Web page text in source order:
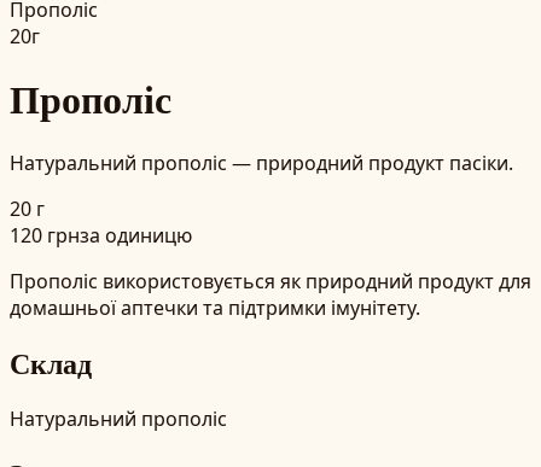
Прополіс
20г
Прополіс
Натуральний прополіс — природний продукт пасіки.
20 г
120 грнза одиницю
Прополіс використовується як природний продукт для
домашньої аптечки та підтримки імунітету.
Склад
Натуральний прополіс